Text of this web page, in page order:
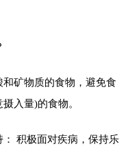
矿物质的食物，避免食
入量)的食物。
积极面对疾病，保持乐